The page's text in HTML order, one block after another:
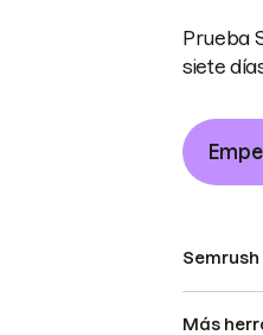
Prueba
siete
Semrush
Más